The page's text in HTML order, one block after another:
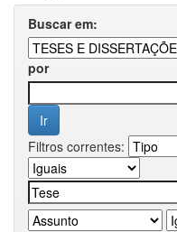
Buscar em:
por
Filtros correntes: